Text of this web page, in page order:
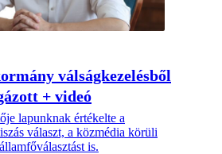
válságkezelésből
+ videó
lapunknak értékelte a
választ, a közmédia körüli
is.